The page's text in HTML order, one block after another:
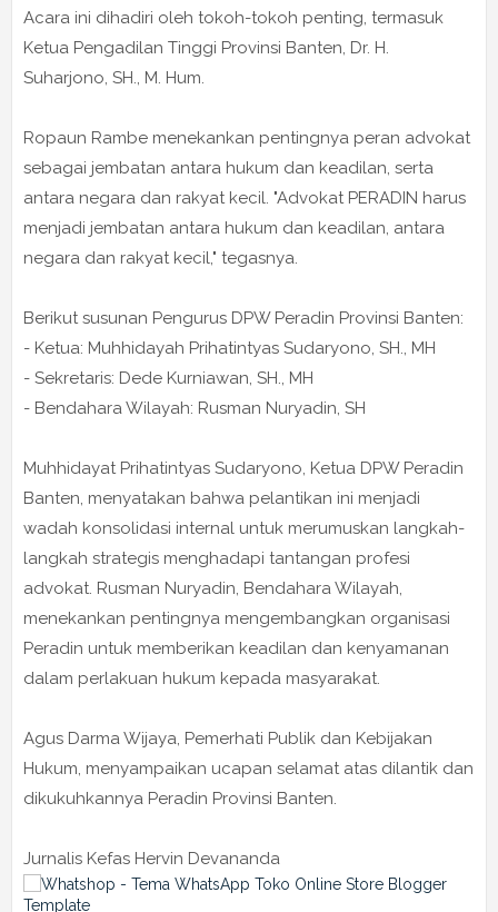
Acara ini dihadiri oleh tokoh-tokoh penting, termasuk
Ketua Pengadilan Tinggi Provinsi Banten, Dr. H.
Suharjono, SH., M. Hum.
Ropaun Rambe menekankan pentingnya peran advokat
sebagai jembatan antara hukum dan keadilan, serta
antara negara dan rakyat kecil. "Advokat PERADIN harus
menjadi jembatan antara hukum dan keadilan, antara
negara dan rakyat kecil," tegasnya.
Berikut susunan Pengurus DPW Peradin Provinsi Banten:
- Ketua: Muhhidayah Prihatintyas Sudaryono, SH., MH
- Sekretaris: Dede Kurniawan, SH., MH
- Bendahara Wilayah: Rusman Nuryadin, SH
Muhhidayat Prihatintyas Sudaryono, Ketua DPW Peradin
Banten, menyatakan bahwa pelantikan ini menjadi
wadah konsolidasi internal untuk merumuskan langkah-
langkah strategis menghadapi tantangan profesi
advokat. Rusman Nuryadin, Bendahara Wilayah,
menekankan pentingnya mengembangkan organisasi
Peradin untuk memberikan keadilan dan kenyamanan
dalam perlakuan hukum kepada masyarakat.
Agus Darma Wijaya, Pemerhati Publik dan Kebijakan
Hukum, menyampaikan ucapan selamat atas dilantik dan
dikukuhkannya Peradin Provinsi Banten.
Jurnalis Kefas Hervin Devananda